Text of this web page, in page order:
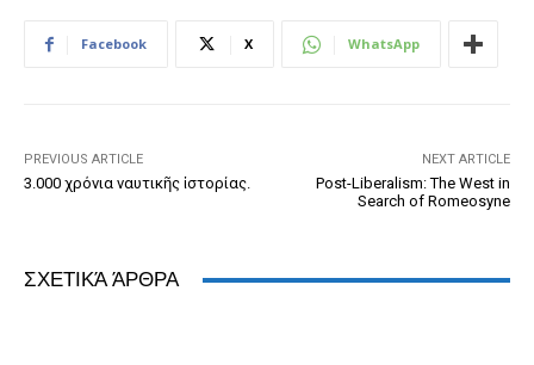
b
k
n
e
A dI
Facebook X WhatsApp
PREVIOUS ARTICLE
3.000 χρόνια ναυτικῆς ἱστορίας.
NEXT ARTICLE
Post-Liberalism: The West in
Search of Romeosyne
ΣΧΕΤΙΚΆ ΆΡΘΡΑ